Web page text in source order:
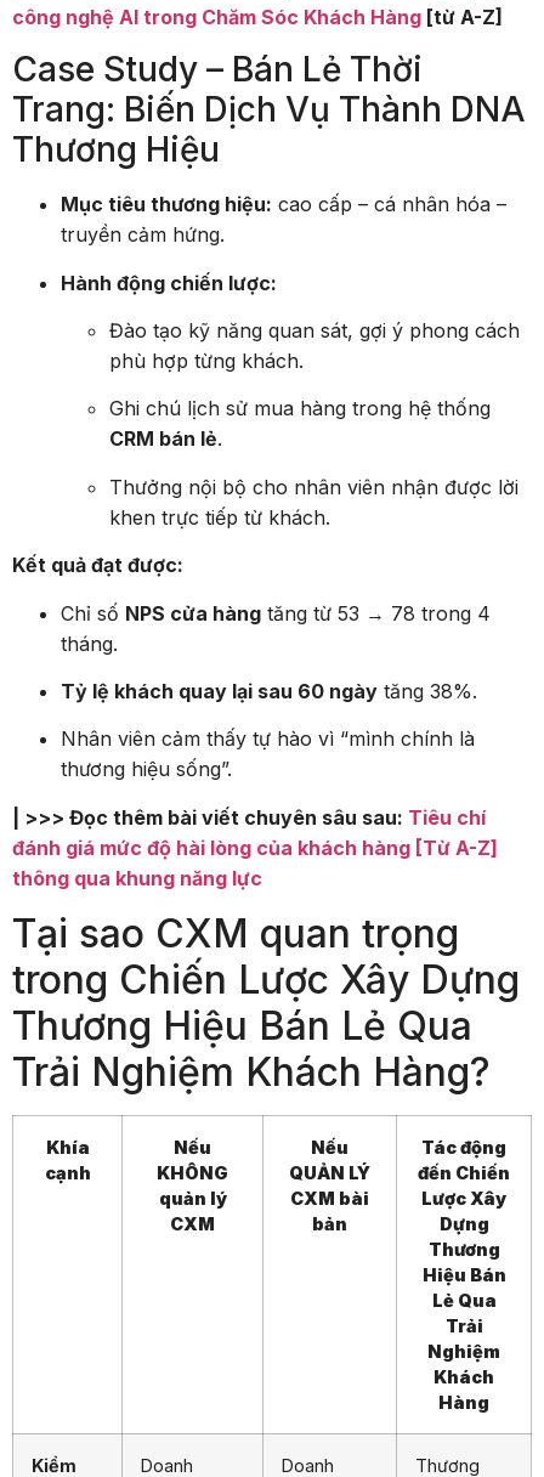
công nghệ AI trong Chăm Sóc Khách Hàng [từ A-Z]
Case Study – Bán Lẻ Thời
Trang: Biến Dịch Vụ Thành DNA
Thương Hiệu
Mục tiêu thương hiệu: cao cấp – cá nhân hóa –
truyền cảm hứng.
Hành động chiến lược:
Đào tạo kỹ năng quan sát, gợi ý phong cách
phù hợp từng khách.
Ghi chú lịch sử mua hàng trong hệ thống
CRM bán lẻ.
Thưởng nội bộ cho nhân viên nhận được lời
khen trực tiếp từ khách.
Kết quả đạt được:
Chỉ số NPS cửa hàng tăng từ 53 → 78 trong 4
tháng.
Tỷ lệ khách quay lại sau 60 ngày tăng 38%.
Nhân viên cảm thấy tự hào vì “mình chính là
thương hiệu sống”.
| >>> Đọc thêm bài viết chuyên sâu sau: Tiêu chí
đánh giá mức độ hài lòng của khách hàng [Từ A-Z]
thông qua khung năng lực
Tại sao CXM quan trọng
trong Chiến Lược Xây Dựng
Thương Hiệu Bán Lẻ Qua
Trải Nghiệm Khách Hàng?
Khía
cạnh
Nếu
KHÔNG
quản lý
CXM
Nếu
QUẢN LÝ
CXM bài
bản
Tác động
đến Chiến
Lược Xây
Dựng
Thương
Hiệu Bán
Lẻ Qua
Trải
Nghiệm
Khách
Hàng
Kiểm
Doanh
Doanh
Thương